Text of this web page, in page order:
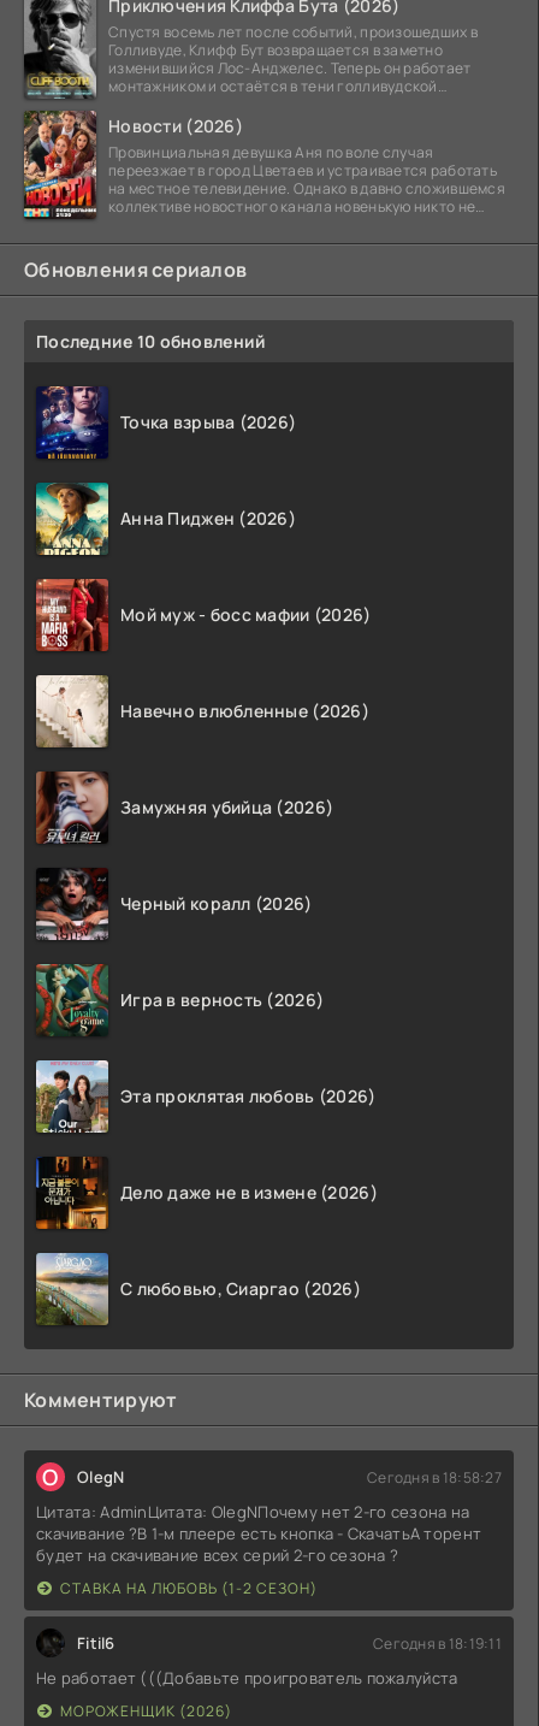
Приключения Клиффа Бута (2026)
Спустя восемь лет после событий, произошедших в
Голливуде, Клифф Бут возвращается в заметно
изменившийся Лос-Анджелес. Теперь он работает
монтажником и остаётся в тени голливудской
Новости (2026)
Провинциальная девушка Аня по воле случая
переезжает в город Цветаев и устраивается работать
на местное телевидение. Однако в давно сложившемся
коллективе новостного канала новенькую никто не
Обновления сериалов
Последние 10 обновлений
Точка взрыва (2026)
Анна Пиджен (2026)
Мой муж - босс мафии (2026)
Навечно влюбленные (2026)
Замужняя убийца (2026)
Черный коралл (2026)
Игра в верность (2026)
Эта проклятая любовь (2026)
Дело даже не в измене (2026)
С любовью, Сиаргао (2026)
Комментируют
O OlegN Сегодня в 18:58:27
Цитата: AdminЦитата: OlegNПочему нет 2-го сезона на
скачивание ?В 1-м плеере есть кнопка - СкачатьА торент
будет на скачивание всех серий 2-го сезона ?
СТАВКА НА ЛЮБОВЬ (1-2 СЕЗОН)
Fitil6 Сегодня в 18:19:11
Не работает (((Добавьте проигрователь пожалуйста
МОРОЖЕНЩИК (2026)